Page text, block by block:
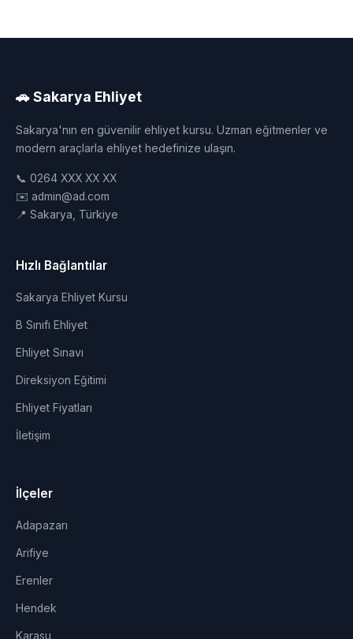
🚗 Sakarya Ehliyet
Sakarya'nın en güvenilir ehliyet kursu. Uzman eğitmenler ve
modern araçlarla ehliyet hedefinize ulaşın.
📞 0264 XXX XX XX
✉️ admin@ad.com
📍 Sakarya, Türkiye
Hızlı Bağlantılar
Sakarya Ehliyet Kursu
B Sınıfı Ehliyet
Ehliyet Sınavı
Direksiyon Eğitimi
Ehliyet Fiyatları
İletişim
İlçeler
Adapazarı
Arifiye
Erenler
Hendek
Karasu